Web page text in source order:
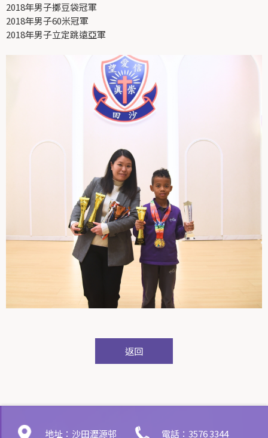
2018年男子擲豆袋冠軍
2018年男子60米冠軍
2018年男子立定跳遠亞軍
返回
地址：沙田瀝源邨 電話：3576 3344